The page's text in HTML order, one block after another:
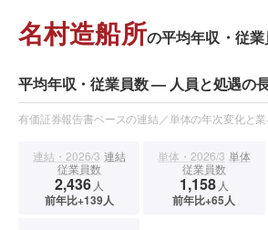
名村造船所の平均年収・従
平均年収・従業員数 — 人員と処遇の
有価証券報告書ベースの連結／単体の年次変化と
連結・2026/3 連結
従業員数
2,436 人
前年比+139人
単体・2026/3 単体
従業員数
1,158 人
前年比+65人